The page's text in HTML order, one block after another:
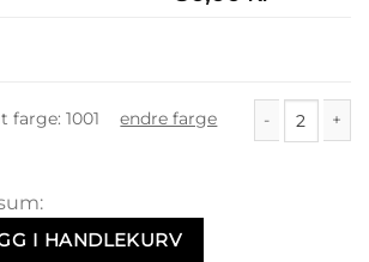
farge:1001 endre farge
I HANDLEKURV